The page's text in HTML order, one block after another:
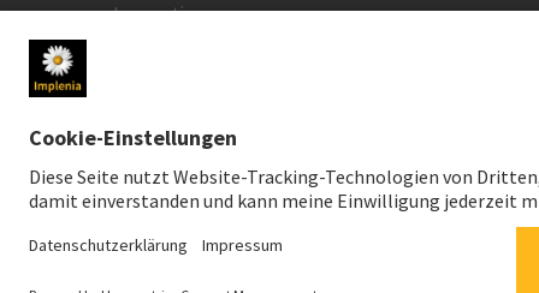
Innovation
Sicherheit
© 2026 Implenia Schweiz AG IMPACT